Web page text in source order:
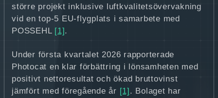
större projekt inklusive luftkvalitetsövervakning
vid en top-5 EU‑flygplats i samarbete med
POSSEHL [1] .
Under första kvartalet 2026 rapporterade
Photocat en klar förbättring i lönsamheten med
positivt nettoresultat och ökad bruttovinst
jämfört med föregående år [1] . Bolaget har